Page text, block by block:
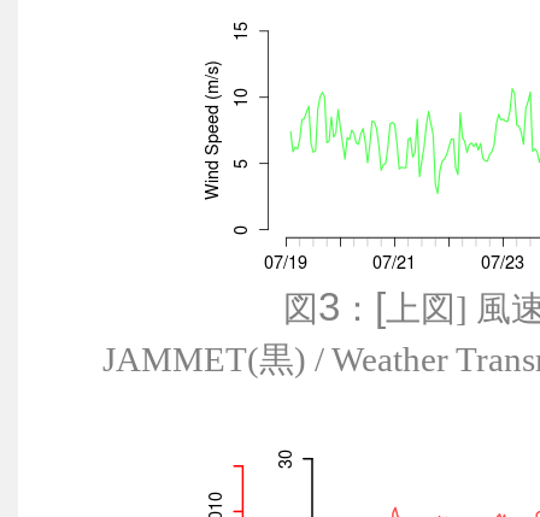
図 3 ： [ 上図] 風
JAMMET(黒) / Weather